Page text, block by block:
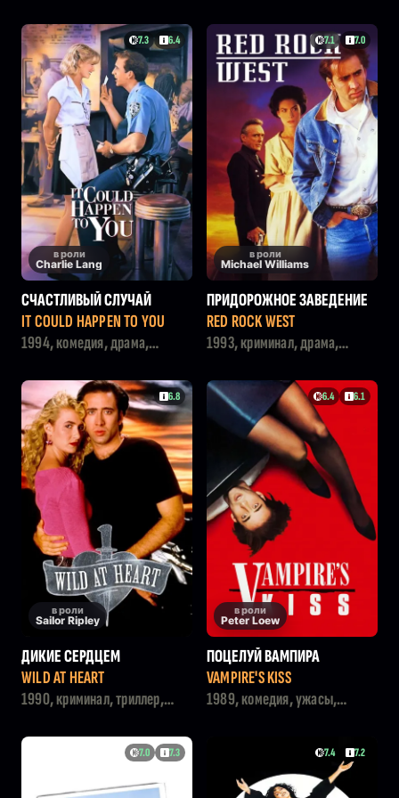
7.3 6.4
в роли
Charlie Lang
СЧАСТЛИВЫЙ СЛУЧАЙ
IT COULD HAPPEN TO YOU
1994, комедия, драма,
7.1 7.0
в роли
Michael Williams
ПРИДОРОЖНОЕ ЗАВЕДЕНИЕ
RED ROCK WEST
1993, криминал, драма,
6.8
в роли
Sailor Ripley
ДИКИЕ СЕРДЦЕМ
WILD AT HEART
1990, криминал, триллер,
6.4 6.1
в роли
Peter Loew
ПОЦЕЛУЙ ВАМПИРА
VAMPIRE'S KISS
1989, комедия, ужасы,
7.0 7.3 7.4 7.2